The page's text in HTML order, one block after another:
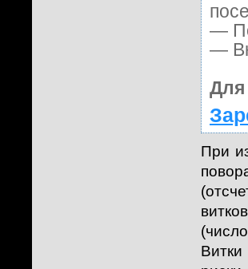
—
—
Для
При